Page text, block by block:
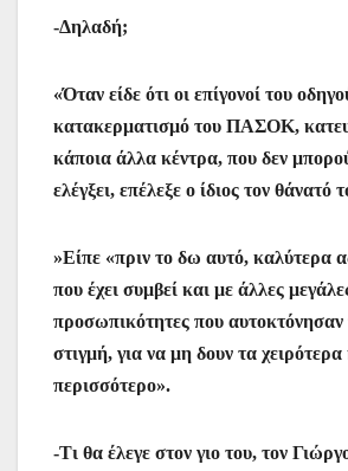
-Δηλαδή;
«Όταν είδε ότι οι επίγονοί του
κατακερματισμό του ΠΑΣΟΚ,
κάποια άλλα κέντρα, που δεν
ελέγξει, επέλεξε ο ίδιος τον θάνατό
»Είπε «πριν το δω αυτό, καλύτερα
που έχει συμβεί και με άλλες
προσωπικότητες που
στιγμή, για να μη δουν τα
περισσότερο».
-Τι θα έλεγε στον γιο του, τον